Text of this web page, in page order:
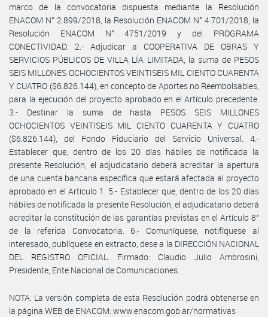
marco de la convocatoria dispuesta mediante la Resolución
ENACOM N° 2.899/2018, la Resolución ENACOM N° 4.701/2018, la
Resolución ENACOM N° 4751/2019 y del PROGRAMA
CONECTIVIDAD. 2.- Adjudicar a COOPERATIVA DE OBRAS Y
SERVICIOS PÚBLICOS DE VILLA LÍA LIMITADA, la suma de PESOS
SEIS MILLONES OCHOCIENTOS VEINTISEIS MIL CIENTO CUARENTA
Y CUATRO ($6.826.144), en concepto de Aportes no Reembolsables,
para la ejecución del proyecto aprobado en el Artículo precedente.
3.- Destinar la suma de hasta PESOS SEIS MILLONES
OCHOCIENTOS VEINTISEIS MIL CIENTO CUARENTA Y CUATRO
($6.826.144), del Fondo Fiduciario del Servicio Universal. 4.-
Establecer que, dentro de los 20 días hábiles de notificada la
presente Resolución, el adjudicatario deberá acreditar la apertura
de una cuenta bancaria específica que estará afectada al proyecto
aprobado en el Artículo 1. 5.- Establecer que, dentro de los 20 días
hábiles de notificada la presente Resolución, el adjudicatario deberá
acreditar la constitución de las garantías previstas en el Artículo 8°
de la referida Convocatoria. 6.- Comuníquese, notifíquese al
interesado, publíquese en extracto, dese a la DIRECCIÓN NACIONAL
DEL REGISTRO OFICIAL. Firmado: Claudio Julio Ambrosini,
Presidente, Ente Nacional de Comunicaciones.
NOTA: La versión completa de esta Resolución podrá obtenerse en
la página WEB de ENACOM: www.enacom.gob.ar/normativas